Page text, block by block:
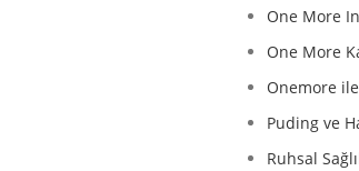
One More
One More
Onemore ile
Puding ve
Ruhsal